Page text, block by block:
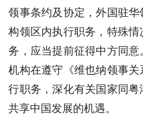
领事条约及协定，外国驻
构领区内执行职务，特殊
务，应当提前征得中方同
机构在遵守《维也纳领事
行职务，深化有关国家同粤
共享中国发展的机遇。